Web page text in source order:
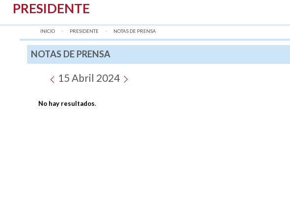
PRESIDENTE
INICIO PRESIDENTE AQUÍ:
NOTAS DE PRENSA
NOTAS DE PRENSA
15 Abril 2024
No hay resultados.